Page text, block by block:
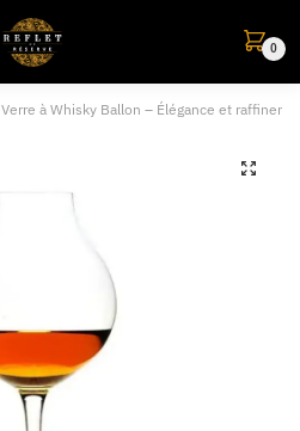
0
Verre à Whisky Ballon – Élégance et
🔍